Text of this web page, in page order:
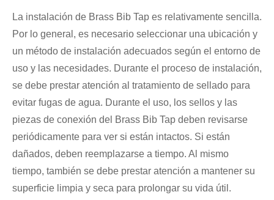
La instalación de Brass Bib Tap es relativamente sencilla.
Por lo general, es necesario seleccionar una ubicación y
un método de instalación adecuados según el entorno de
uso y las necesidades. Durante el proceso de instalación,
se debe prestar atención al tratamiento de sellado para
evitar fugas de agua. Durante el uso, los sellos y las
piezas de conexión del Brass Bib Tap deben revisarse
periódicamente para ver si están intactos. Si están
dañados, deben reemplazarse a tiempo. Al mismo
tiempo, también se debe prestar atención a mantener su
superficie limpia y seca para prolongar su vida útil.